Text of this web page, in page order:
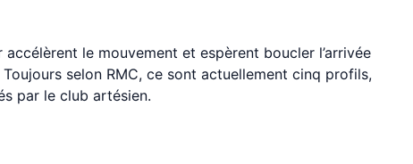
le mouvement et espèrent boucler l’arrivée
selon RMC, ce sont actuellement cinq profils,
par le club artésien.